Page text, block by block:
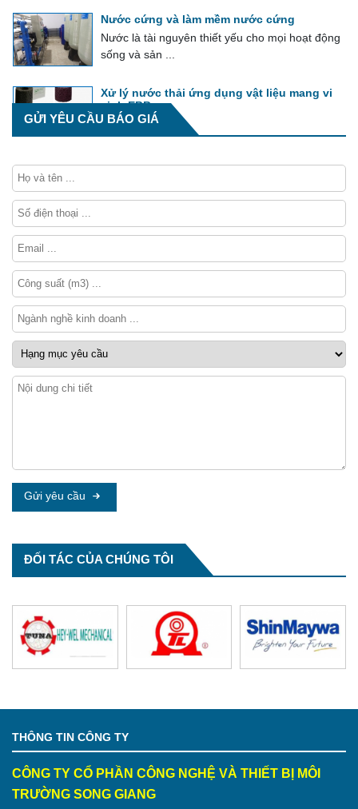
Nước cứng và làm mềm nước cứng
Nước là tài nguyên thiết yếu cho mọi hoạt động
sống và sản ...
Xử lý nước thải ứng dụng vật liệu mang vi
sinh EBB
EBB là một khối vật liệu sinh học tổng hợp xốp,
được tẩm các vi khuẩn hiếu khí ...
Phương pháp tính phí bảo vệ môi trường
Phí bảo vệ môi trường đối với nước thải công
Module xử lý nước thải là hệ thống tích hợp
Bể lắng và công nghệ xử lý nước thải
Trong các công nghệ xử lý nước thải, bể lắng
đóng vai trò ...
GỬI YÊU CẦU BÁO GIÁ
Gửi yêu cầu
ĐỐI TÁC CỦA CHÚNG TÔI
THÔNG TIN CÔNG TY
CÔNG TY CỔ PHẦN CÔNG NGHỆ VÀ THIẾT BỊ MÔI
TRƯỜNG SONG GIANG